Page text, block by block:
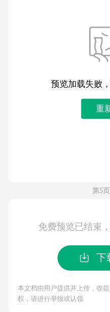
预览加载失败
重
第5
免费预览已结束
下
本文档由用户提供并上传，收
权，请进行举报或认领